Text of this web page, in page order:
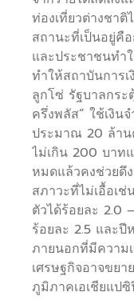
ท่องเที่ยวต่างชา
สถานะที่เป็นอยู่คื
และประชาชนทำ
ทำให้สถาบันการ
ลูกโซ่ รัฐบาลกระ
ครึ่งพลัส” ใช้เงิน
ประมาณ 20 ล้าน
ไม่เกิน 200 บาท
หมดแล้วคงช่วยดึ
สภาวะที่ไม่เอื้อเ
ตัวได้ร้อยละ 2.0
ร้อยละ 2.5 และปี
ภายนอกที่มีความ
เศรษฐกิจอาจขยา
ภูมิภาคเอเชียแป